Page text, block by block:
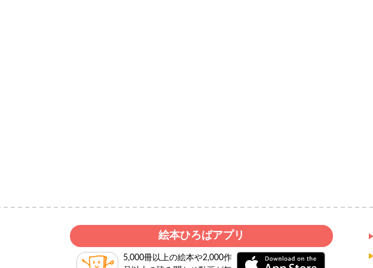
絵本ひろばアプリ
5,000冊以上の絵本や2,000作